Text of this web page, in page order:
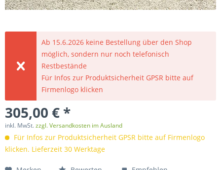
Ab 15.6.2026 keine Bestellung über den Shop
möglich, sondern nur noch telefonisch
Restbestände
Für Infos zur Produktsicherheit GPSR bitte auf
Firmenlogo klicken
305,00 € *
inkl. MwSt.zzgl. Versandkosten im Ausland
Für Infos zur Produktsicherheit GPSR bitte auf Firmenlogo
klicken. Lieferzeit 30 Werktage